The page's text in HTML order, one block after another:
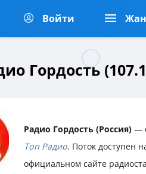
Войти
Гордость
Радио Гордость (Россия) —
Топ Радио. Поток доступен
официальном сайте